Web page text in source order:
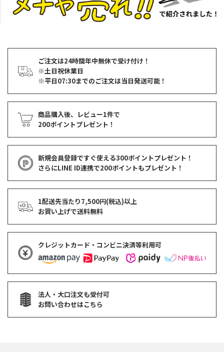
ご注文は24時間年中無休で受け付け！
※土日祝休業日
※平日07:30までのご注文は当日発送可能！
商品購入後、レビュー1件で
200ポイントプレゼント！
新規会員登録ですぐ使える300ポイントプレゼント！
さらにLINE ID連携で200ポイントもプレゼント！
1配送先当たり7,500円(税込)以上
お買い上げで送料無料
クレジットカード・コンビニ決済等利用可
法人・大口注文も受付可
お問い合わせはこちら